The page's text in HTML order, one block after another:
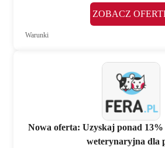
ZOBACZ
Warunki
Nowa oferta: Uzyskaj ponad
weterynaryjna dla